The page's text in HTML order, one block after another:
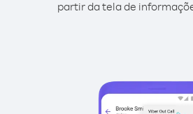
partir da tela de